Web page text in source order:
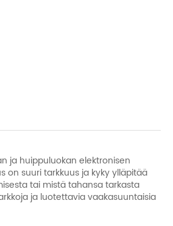
ja huippuluokan elektronisen
suuri tarkkuus ja kyky ylläpitää
tai mistä tahansa tarkasta
ja luotettavia vaakasuuntaisia